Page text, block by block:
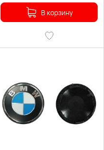
В корзину